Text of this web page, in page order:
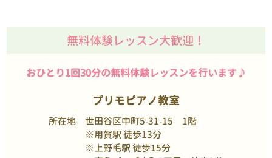
無料体験レッスン大歓迎！
おひとり1回30分の無料体験レッスンを行います♪
プリモピアノ教室
所在地
世田谷区中町5-31-15 1階
※用賀駅 徒歩13分
※上野毛駅 徒歩15分